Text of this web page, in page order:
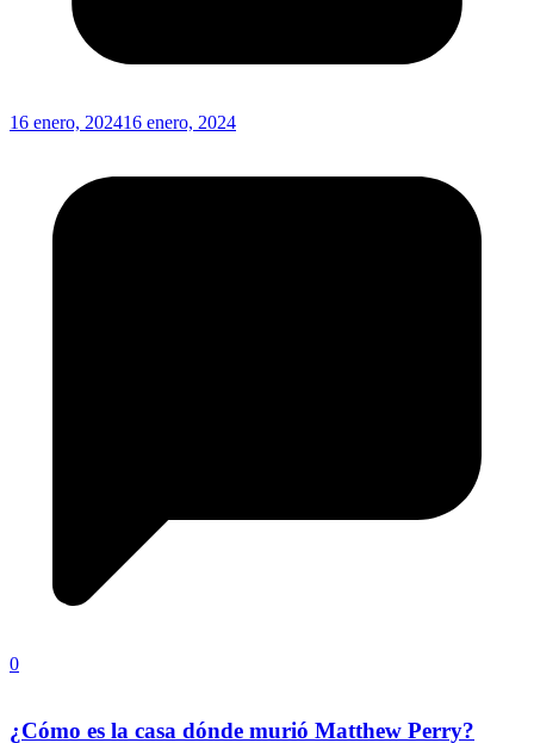
16 enero, 202416 enero, 2024
0
¿Cómo es la casa dónde murió Matthew Perry?